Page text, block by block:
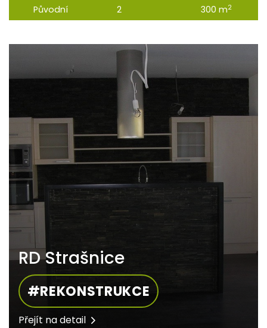
Původní 2 300 m2
RD Strašnice
#REKONSTRUKCE
Přejít na detail